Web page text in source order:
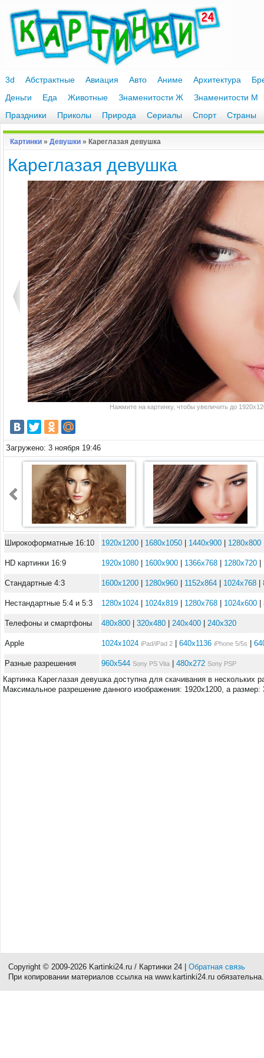
3d Абстрактные Авиация Авто Аниме Архитектура
Деньги
Еда Животные Знаменитости Ж
Знаменитости М
Праздники
Приколы Природа Сериалы Спорт Страны
Картинки » Девушки » Кареглазая девушка
Кареглазая девушка
Нажмите на картинку, чтобы увеличить до
Загружено: 3 ноября 19:46
Широкоформатные 16:10 1920x1200 1680x1050 1440x900 1280x800
HD картинки 16:9 1920x1080 1600x900 1366x768 1280x720
Стандартные 4:3 1600x1200 1280x960 1152x864 1024x768
Нестандартные 5:4 и 5:3 1280x1024 1024x819 1280x768 1024x600
Телефоны и смартфоны 480x800 320x480 240x400 240x320
Apple 1024x1024 iPad/iPad 2 640x1136 iPhone 5/5s
Разные разрешения 960x544 Sony PS Vita 480x272 Sony PSP
Картинка Кареглазая девушка доступна для скачивания в нескольких
Максимальное разрешение данного изображения: 1920x1200, а размер:
Copyright © 2009-2026 Kartinki24.ru / Картинки 24 | Обратная связь
При копировании материалов ссылка на www.kartinki24.ru обязательна.